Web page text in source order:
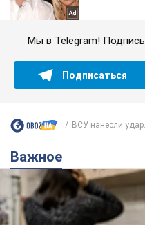
Мы в Telegram!
Подписаться
ВСУ нанесли
Важное